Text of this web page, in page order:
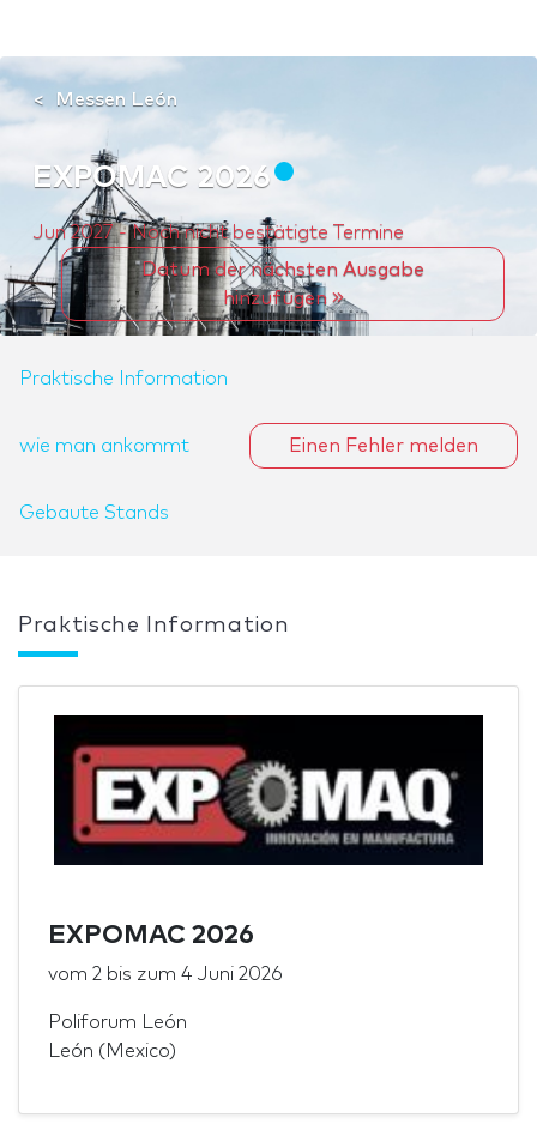
Messen León
EXPOMAC 2026
Jun 2027 - Noch nicht bestätigte Termine
Datum der nächsten Ausgabe
hinzufügen
Praktische Information
wie man ankommt
Gebaute Stands
Einen Fehler melden
Praktische Information
EXPOMAC 2026
vom 2 bis zum 4 Juni 2026
Poliforum León
León (Mexico)